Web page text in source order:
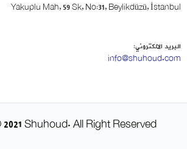
Yakuplu Mah, 59 Sk, No:31, Beylikdüzü, İstanbul
البريد الالكتروني:
info@shuhoud.com
Shuhoud. All Right Reserved